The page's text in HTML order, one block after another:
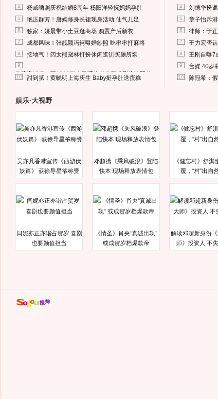
4 杨威晒照庆祝结婚8周年 杨阳洋轻抚妈妈孕肚
5 艳压群芳！唐嫣修身长裙现身活动 仙气儿足
6 独家：姚晨带小土豆逛商场 购置产后新衣
7 成都风味！张靓颖冯轲曝婚纱照 吃串串打麻将
8 接地气！阔太熊黛林打扮休闲逛街买厕所泵
9
马蓉离婚后，砸1000万人民币给媒体要求删掉这照片
10 甜到腻！黄晓明上海庆生 Baby挺孕肚送蛋糕
4 刘德华扮
5 章子怡斥
6 律师：于
7 王力宏否
8 王刚自曝7
9 台媒:40岁
10 陈冠希：
娱乐·大视野
吴亦凡香港宣传《西游伏
妖篇》 获徐导星爷称赞
邓超携《乘风破浪》登陆
快本 现场释放表情包
《健忘村》舒淇
覆，“村”出自
闫妮亦正亦谐占贺岁 喜剧
也要颜值担当
《情圣》肖央“真诚出轨”
或成贺岁档爆款帝
解读邓超新身份
师》投资人 不